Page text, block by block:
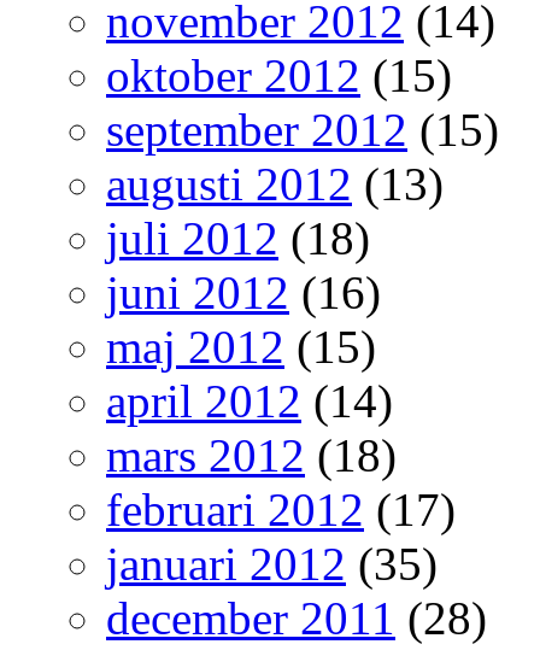
november 2012 (14)
oktober 2012 (15)
september 2012 (15)
augusti 2012 (13)
juli 2012 (18)
juni 2012 (16)
maj 2012 (15)
april 2012 (14)
mars 2012 (18)
februari 2012 (17)
januari 2012 (35)
december 2011 (28)